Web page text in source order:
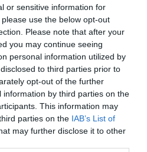
or sensitive information for
use the below opt-out
Please note that after your
you may continue seeing
personal information utilized by
to third parties prior to
opt-out of the further
by third parties on the
This information may
parties on the IAB’s List of
may further disclose it to other
már játékosabb,
megjegyzései voltak.
is be lehetne tanítani
rögtön hozzátette, hogy
amíg szakszervezetet
megint ugyanott lennénk.
ami nem is hinnénk,